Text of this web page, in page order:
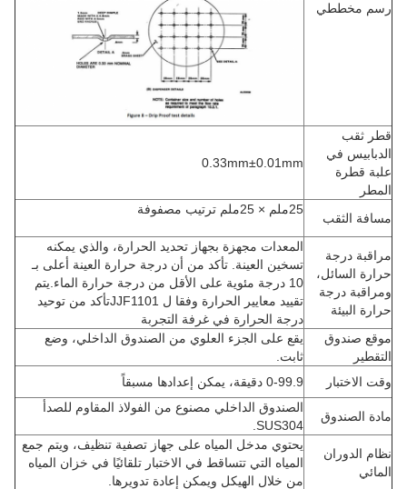
رسم مخططي
قطر ثقب
الدبابيس في
علبة قطرة
المطر
0.33mm±0.01mm
مسافة الثقب
25ملم × 25ملم ترتيب مصفوفة
مراقبة درجة
حرارة السائل،
ومراقبة درجة
حرارة البيئة
المعدات مجهزة بجهاز تحديد الحرارة، والذي يمكنه
تسخين العينة. تأكد من أن درجة حرارة العينة أعلى بـ
10 درجة مئوية على الأقل من درجة حرارة الماء.يتم
تقييد معايير الحرارة وفقا ل JJF1101تأكد من توحيد
درجة الحرارة في غرفة التجربة
موقع صندوق
التقطير
يقع على الجزء العلوي من الصندوق الداخلي، وضع
ثابت.
وقت الاختبار
0-99.9 دقيقة، يمكن إعدادها مسبقاً
مادة الصندوق
الصندوق الداخلي مصنوع من الفولاذ المقاوم للصدأ
SUS304.
نظام الدوران
المائي
يحتوي مدخل المياه على جهاز تصفية تنظيف، ويتم جمع
المياه التي تتساقط في الاختبار تلقائيًا في خزان المياه
من خلال الهيكل ويمكن إعادة تدويرها.